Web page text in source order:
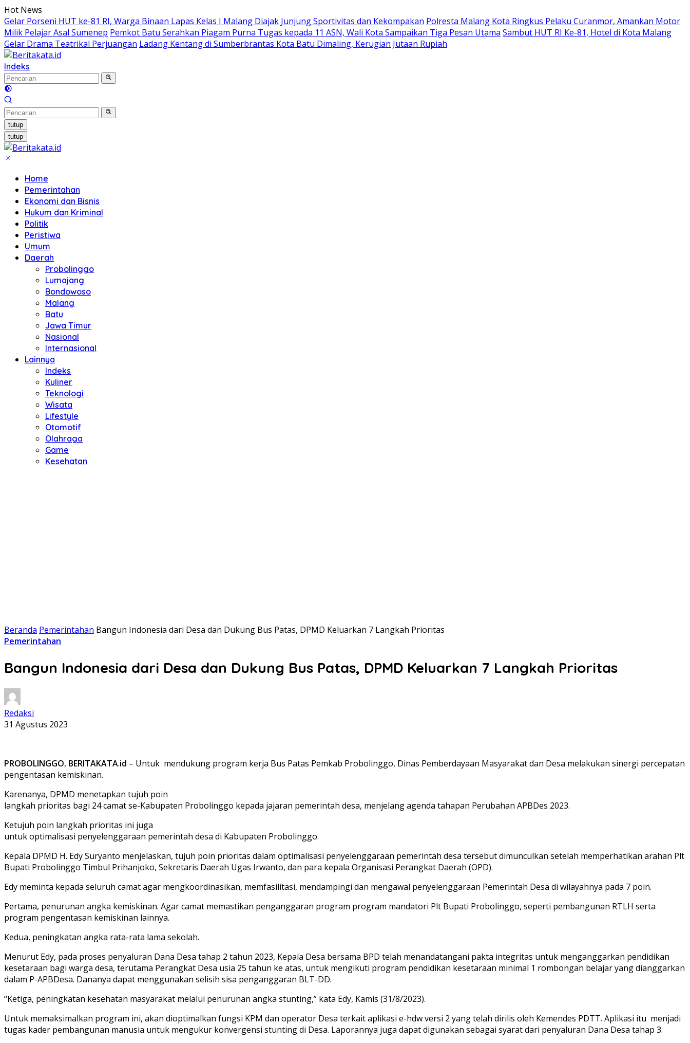
Langsung
ke
konten
Hot News
Gelar Porseni HUT ke-81 RI, Warga Binaan Lapas Kelas I Malang Diajak Junjung Sportivitas dan Kekompakan Polresta Malang Kota Ringkus Pelaku Curanmor, Amankan Motor
Milik Pelajar Asal Sumenep Pemkot Batu Serahkan Piagam Purna Tugas kepada 11 ASN, Wali Kota Sampaikan Tiga Pesan Utama Sambut HUT RI Ke-81, Hotel di Kota Malang
Gelar Drama Teatrikal Perjuangan Ladang Kentang di Sumberbrantas Kota Batu Dimaling, Kerugian Jutaan Rupiah
Indeks
tutup
tutup
Home
Pemerintahan
Ekonomi dan Bisnis
Hukum dan Kriminal
Politik
Peristiwa
Umum
Daerah
Probolinggo
Lumajang
Bondowoso
Malang
Batu
Jawa Timur
Nasional
Internasional
Lainnya
Indeks
Kuliner
Teknologi
Wisata
Lifestyle
Otomotif
Olahraga
Game
Kesehatan
Beranda Pemerintahan Bangun Indonesia dari Desa dan Dukung Bus Patas, DPMD Keluarkan 7 Langkah Prioritas
Pemerintahan
Bangun Indonesia dari Desa dan Dukung Bus Patas, DPMD Keluarkan 7 Langkah Prioritas
Redaksi
31 Agustus 2023
PROBOLINGGO, BERITAKATA.id – Untuk mendukung program kerja Bus Patas Pemkab Probolinggo, Dinas Pemberdayaan Masyarakat dan Desa melakukan sinergi percepatan
pengentasan kemiskinan.
Karenanya, DPMD menetapkan tujuh poin
langkah prioritas bagi 24 camat se-Kabupaten Probolinggo kepada jajaran pemerintah desa, menjelang agenda tahapan Perubahan APBDes 2023.
Ketujuh poin langkah prioritas ini juga
untuk optimalisasi penyelenggaraan pemerintah desa di Kabupaten Probolinggo.
Kepala DPMD H. Edy Suryanto menjelaskan, tujuh poin prioritas dalam optimalisasi penyelenggaraan pemerintah desa tersebut dimunculkan setelah memperhatikan arahan Plt
Bupati Probolinggo Timbul Prihanjoko, Sekretaris Daerah Ugas Irwanto, dan para kepala Organisasi Perangkat Daerah (OPD).
Edy meminta kepada seluruh camat agar mengkoordinasikan, memfasilitasi, mendampingi dan mengawal penyelenggaraan Pemerintah Desa di wilayahnya pada 7 poin.
Pertama, penurunan angka kemiskinan. Agar camat memastikan penganggaran program program mandatori Plt Bupati Probolinggo, seperti pembangunan RTLH serta
program pengentasan kemiskinan lainnya.
Kedua, peningkatan angka rata-rata lama sekolah.
Menurut Edy, pada proses penyaluran Dana Desa tahap 2 tahun 2023, Kepala Desa bersama BPD telah menandatangani pakta integritas untuk menganggarkan pendidikan
kesetaraan bagi warga desa, terutama Perangkat Desa usia 25 tahun ke atas, untuk mengikuti program pendidikan kesetaraan minimal 1 rombongan belajar yang dianggarkan
dalam P-APBDesa. Dananya dapat menggunakan selisih sisa penganggaran BLT-DD.
“Ketiga, peningkatan kesehatan masyarakat melalui penurunan angka stunting,” kata Edy, Kamis (31/8/2023).
Untuk memaksimalkan program ini, akan dioptimalkan fungsi KPM dan operator Desa terkait aplikasi e-hdw versi 2 yang telah dirilis oleh Kemendes PDTT. Aplikasi itu menjadi
tugas kader pembangunan manusia untuk mengukur konvergensi stunting di Desa. Laporannya juga dapat digunakan sebagai syarat dari penyaluran Dana Desa tahap 3.